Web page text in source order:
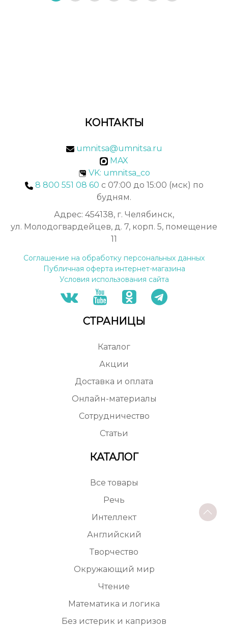
СТРАНИЦЫ
Каталог
Акции
Доставка и оплата
Онлайн-материалы
Сотрудничество
Статьи
КАТАЛОГ
Все товары
Речь
Интеллект
Английский
Творчество
Окружающий мир
Чтение
Математика и логика
Без истерик и капризов
КОНТАКТЫ
umnitsa@umnitsa.ru
MAX
VK: umnitsa_co
8 800 551 08 60 с 07:00 до 15:00 (мск) по
будням.
Адрес: 454138, г. Челябинск,
ул. Молодогвардейцев, д. 7, корп. 5, помещение
11
Соглашение на обработку персональных данных
Публичная оферта интернет-магазина
Условия использования сайта